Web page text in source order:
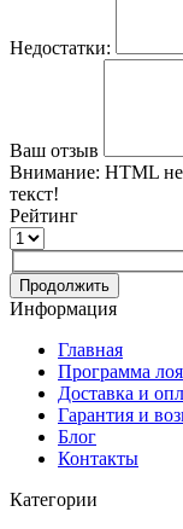
Недостатки:
Ваш отзыв
Внимание: HTML
текст!
Рейтинг
Продолжить
Информация
Главная
Программа
Доставка и
Гарантия и
Блог
Контакты
Категории